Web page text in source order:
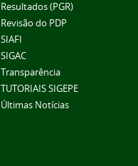
Resultados (PGR)
Revisão do PDP
SIAFI
SIGAC
Transparência
TUTORIAIS SIGEPE
Últimas Notícias